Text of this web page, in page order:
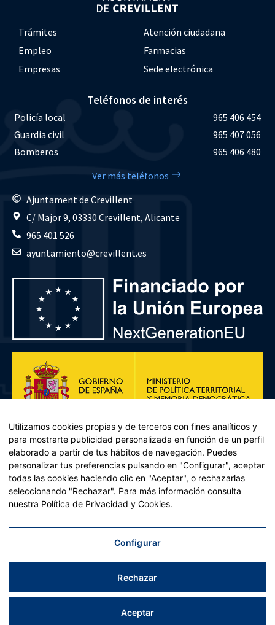
Trámites
Atención ciudadana
Empleo
Farmacias
Empresas
Sede electrónica
Teléfonos de interés
Policía local
965 406 454
Guardia civil
965 407 056
Bomberos
965 406 480
Ver más teléfonos
Ajuntament de Crevillent
C/ Major 9, 03330 Crevillent, Alicante
965 401 526
ayuntamiento@crevillent.es
Plan de Recuperación, Transformación y Resiliencia – Financiado por
Recuperación y resiliencia, establecido por el Reglamento (UE)
2021/241 del Parlamento Europeo y del Consejo, de 12 de febrero
Aviso legal|Política de privacidad|Política de cookies|Accesibilidad|Mapa web
| Desarrollado porTrestristes
Utilizamos cookies propias y de terceros con fines analíticos y
para mostrarte publicidad personalizada en función de un perfil
elaborado a partir de tus hábitos de navegación. Puedes
personalizar tus preferencias pulsando en "Configurar", aceptar
todas las cookies haciendo clic en "Aceptar", o rechazarlas
seleccionando "Rechazar". Para más información consulta
nuestra Política de Privacidad y Cookies.
Configurar
Rechazar
Aceptar